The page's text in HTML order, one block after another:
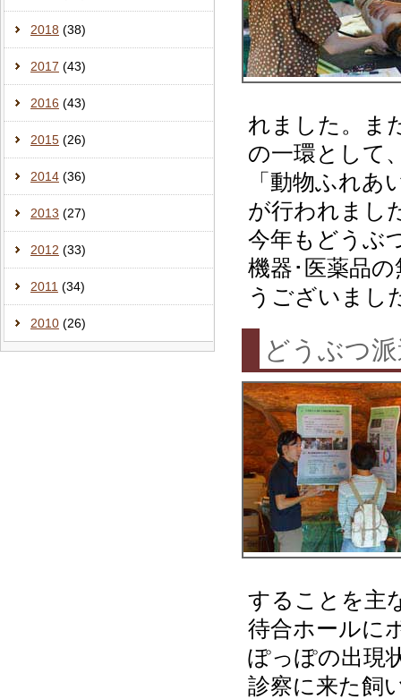
2018 (38)
2017 (43)
2016 (43)
2015 (26)
2014 (36)
2013 (27)
2012 (33)
2011 (34)
2010 (26)
れました。ま
の一環として
「動物ふれ
が行われまし
今年もどうぶ
機器･医薬品
うございまし
どうぶつ
することを主
待合ホールに
ぽっぽの出現
診察に来た飼